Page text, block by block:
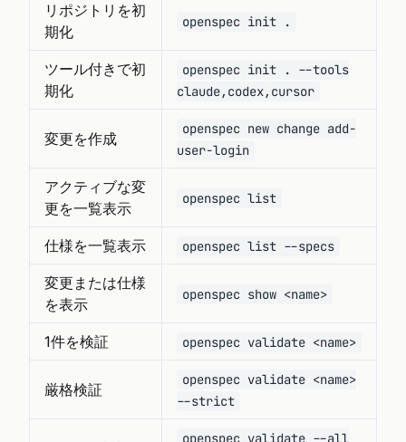
リポジトリを初
期化
openspec init .
ツール付きで初
期化
openspec init . --tools
claude,codex,cursor
変更を作成
openspec new change add-
user-login
アクティブな変
更を一覧表示
openspec list
仕様を一覧表示 openspec list --specs
変更または仕様
を表示
openspec show <name>
1件を検証 openspec validate <name>
厳格検証
openspec validate <name>
--strict
openspec validate --all